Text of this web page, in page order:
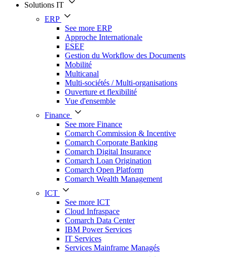
Solutions IT
ERP
See more ERP
Approche Internationale
ESEF
Gestion du Workflow des Documents
Mobilité
Multicanal
Multi-sociétés / Multi-organisations
Ouverture et flexibilité
Vue d'ensemble
Finance
See more Finance
Comarch Commission & Incentive
Comarch Corporate Banking
Comarch Digital Insurance
Comarch Loan Origination
Comarch Open Platform
Comarch Wealth Management
ICT
See more ICT
Cloud Infraspace
Comarch Data Center
IBM Power Services
IT Services
Services Mainframe Managés